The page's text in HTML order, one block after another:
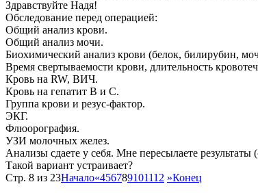
Здравствуйте Надя!
Обследование перед операцией:
Общий анализ крови.
Общий анализ мочи.
Биохимический анализ крови (белок, билирубин,
Время свертываемости крови, длительность
Кровь на RW, ВИЧ.
Кровь на гепатит В и С.
Группа крови и резус-фактор.
ЭКГ.
Флюорография.
УЗИ молочных желез.
Анализы сдаете у себя. Мне пересылаете
Такой вариант устраивает?
Стр. 8 из 23Начало«456789101112 »Конец